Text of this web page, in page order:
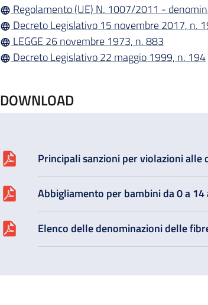
Regolamento (UE) N. 1007/2011 -
Decreto Legislativo 15 novembre 2017, n.
LEGGE 26 novembre 1973, n. 883
Decreto Legislativo 22 maggio 1999, n. 194
DOWNLOAD
Principali sanzioni per violazioni alle
Abbigliamento per bambini da 0 a
Elenco delle denominazioni delle